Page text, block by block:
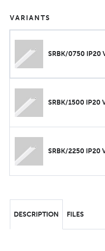
VARIANTS
SRBK/0750 IP20
SRBK/1500 IP20
SRBK/2250 IP20
DESCRIPTION FILES